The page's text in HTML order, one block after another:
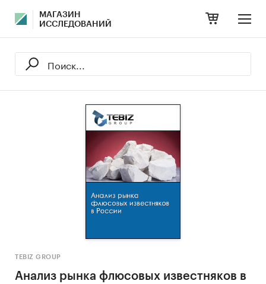
МАГАЗИН
ИССЛЕДОВАНИЙ
TEBIZ GROUP
Анализ рынка флюсовых известняков в